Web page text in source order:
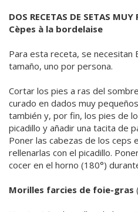
DOS RECETAS DE SETAS MUY
Cèpes à la bordelaise
Para esta receta, se necesitan
tamaño, uno por persona.
Cortar los pies a ras del
curado en dados muy
también y, por fin, los pies de
picadillo y añadir una tacita de
Poner las cabezas de los ceps
rellenarlas con el picadillo.
cocer en el horno (180°)
Morilles farcies de foie-gras